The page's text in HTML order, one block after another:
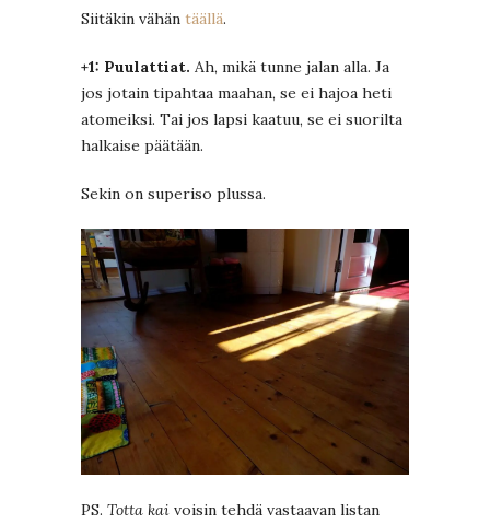
Siitäkin vähän täällä.
+1: Puulattiat. Ah, mikä tunne jalan alla. Ja
jos jotain tipahtaa maahan, se ei hajoa heti
atomeiksi. Tai jos lapsi kaatuu, se ei suorilta
halkaise päätään.
Sekin on superiso plussa.
PS. Totta kai voisin tehdä vastaavan listan